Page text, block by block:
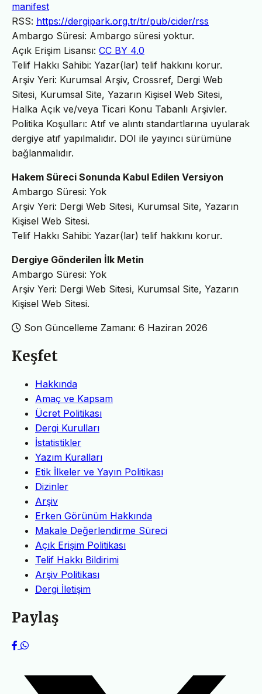
manifest
RSS: https://dergipark.org.tr/tr/pub/cider/rss
Ambargo Süresi: Ambargo süresi yoktur.
Açık Erişim Lisansı: CC BY 4.0
Telif Hakkı Sahibi: Yazar(lar) telif hakkını korur.
Arşiv Yeri: Kurumsal Arşiv, Crossref, Dergi Web
Sitesi, Kurumsal Site, Yazarın Kişisel Web Sitesi,
Halka Açık ve/veya Ticari Konu Tabanlı Arşivler.
Politika Koşulları: Atıf ve alıntı standartlarına uyularak
dergiye atıf yapılmalıdır. DOI ile yayıncı sürümüne
bağlanmalıdır.
Hakem Süreci Sonunda Kabul Edilen Versiyon
Ambargo Süresi: Yok
Arşiv Yeri: Dergi Web Sitesi, Kurumsal Site, Yazarın
Kişisel Web Sitesi.
Telif Hakkı Sahibi: Yazar(lar) telif hakkını korur.
Dergiye Gönderilen İlk Metin
Ambargo Süresi: Yok
Arşiv Yeri: Dergi Web Sitesi, Kurumsal Site, Yazarın
Kişisel Web Sitesi.
Son Güncelleme Zamanı: 6 Haziran 2026
Keşfet
Hakkında
Amaç ve Kapsam
Ücret Politikası
Dergi Kurulları
İstatistikler
Yazım Kuralları
Etik İlkeler ve Yayın Politikası
Dizinler
Arşiv
Erken Görünüm Hakkında
Makale Değerlendirme Süreci
Açık Erişim Politikası
Telif Hakkı Bildirimi
Arşiv Politikası
Dergi İletişim
Paylaş